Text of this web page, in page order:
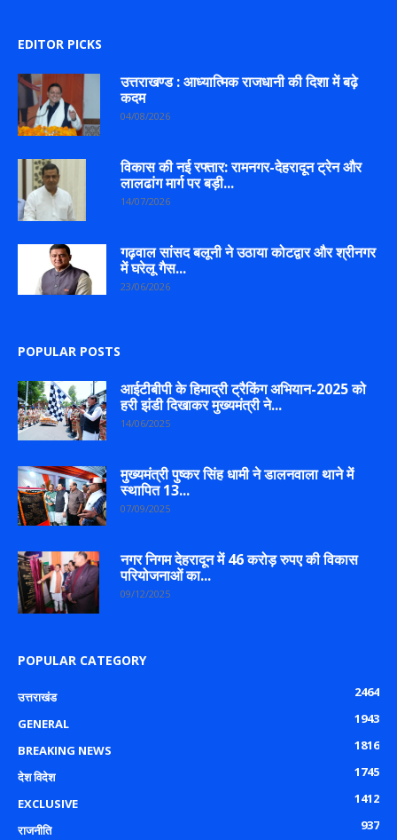
EDITOR PICKS
उत्तराखण्ड : आध्यात्मिक राजधानी की दिशा में बढ़े
कदम
04/08/2026
विकास की नई रफ्तार: रामनगर-देहरादून ट्रेन और
लालढांग मार्ग पर बड़ी...
14/07/2026
गढ़वाल सांसद बलूनी ने उठाया कोटद्वार और श्रीनगर
में घरेलू गैस...
23/06/2026
POPULAR POSTS
आईटीबीपी के हिमाद्री ट्रैकिंग अभियान-2025 को
हरी झंडी दिखाकर मुख्यमंत्री ने...
14/06/2025
मुख्यमंत्री पुष्कर सिंह धामी ने डालनवाला थाने में
स्थापित 13...
07/09/2025
नगर निगम देहरादून में 46 करोड़ रुपए की विकास
परियोजनाओं का...
09/12/2025
POPULAR CATEGORY
उत्तराखंड
2464
GENERAL
1943
BREAKING NEWS
1816
देश विदेश
1745
EXCLUSIVE
1412
राजनीति
937